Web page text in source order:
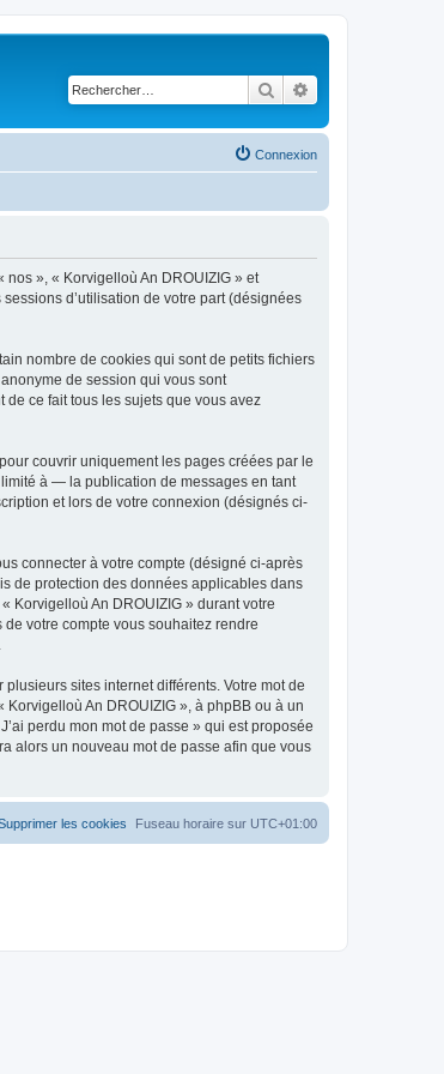
Rechercher
Connexion
», « Korvigelloù An DROUIZIG » et
d’utilisation de votre part (désignées
nombre de cookies qui sont de petits fichiers
de session qui vous sont
ce fait tous les sujets que vous avez
couvrir uniquement les pages créées par le
à — la publication de messages en tant
et lors de votre connexion (désignés ci-
connecter à votre compte (désigné ci-après
de protection des données applicables dans
Korvigelloù An DROUIZIG » durant votre
votre compte vous souhaitez rendre
sites internet différents. Votre mot de
An DROUIZIG », à phpBB ou à un
perdu mon mot de passe » qui est proposée
alors un nouveau mot de passe afin que vous
Fuseau horaire sur UTC+01:00
les cookies